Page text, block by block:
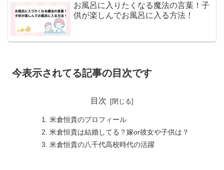
お風呂に入りたくなる魔法の言葉！子
供が楽しんでお風呂に入る方法！
今表示されてる記事の目次です
目次
米倉恒貴のプロフィール
米倉恒貴は結婚してる？嫁or彼女や子供は？
米倉恒貴の八千代高校時代の活躍